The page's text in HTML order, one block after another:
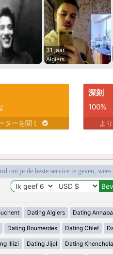
31 jaar
Algiers
ターを聞く
深刻
100%
よ
om je de beste service te geven,
Dating Algiers Dating Annaba
Dating Boumerdes Dating Chlef
Illizi Dating Jijel Dating Khenchela